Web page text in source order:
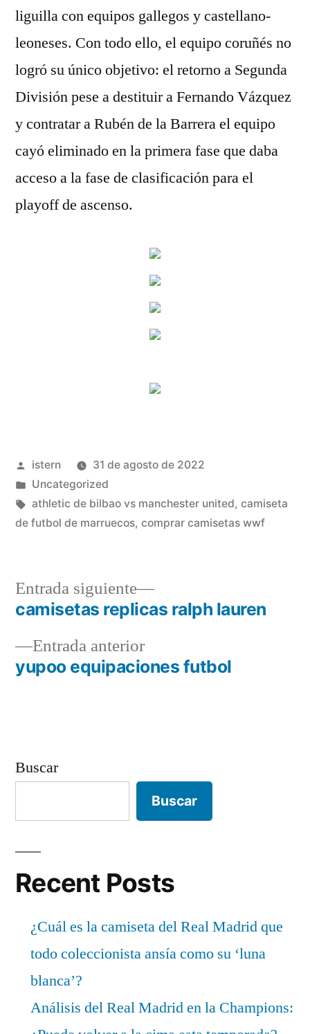
liguilla con equipos gallegos y castellano-
leoneses. Con todo ello, el equipo coruñés no
logró su único objetivo: el retorno a Segunda
División pese a destituir a Fernando Vázquez
y contratar a Rubén de la Barrera el equipo
cayó eliminado en la primera fase que daba
acceso a la fase de clasificación para el
playoff de ascenso.
Publicado
por
istern
31 de agosto de 2022
Publicado
en
Uncategorized
Etiquetas:
athletic de bilbao vs manchester united, camiseta
de futbol de marruecos, comprar camisetas wwf
Navegación
de
entradas
Entrada anteriorEntrada
anterior:
yupoo equipaciones futbol
Entrada siguiente
Entrada
siguiente:
camisetas replicas ralph lauren
Buscar
Buscar
Recent Posts
¿Cuál es la camiseta del Real Madrid que
todo coleccionista ansía como su ‘luna
blanca’?
Análisis del Real Madrid en la Champions: